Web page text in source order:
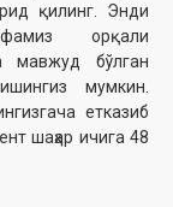
қилинг. Энди
орқали
мавжуд бўлган
мумкин.
етказиб
шаҳар ичига 48